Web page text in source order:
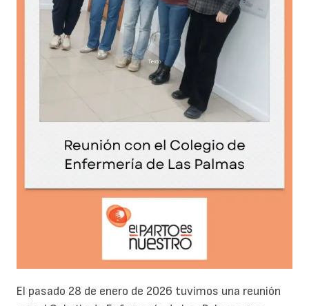
El pasado 28 de enero de 2026 tuvimos una reunión